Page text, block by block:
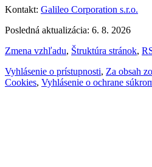
Kontakt: Galileo Corporation s.r.o.
Posledná aktualizácia: 6. 8. 2026
Zmena vzhľadu, Štruktúra stránok,
Vyhlásenie o prístupnosti, Za obsah
Cookies, Vyhlásenie o ochrane